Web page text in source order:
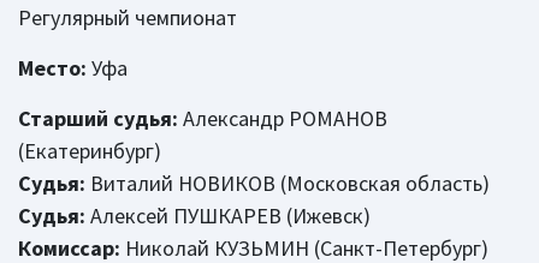
Регулярный чемпионат
Место: Уфа
Старший судья: Александр РОМАНОВ
(Екатеринбург)
Судья: Виталий НОВИКОВ (Московская область)
Судья: Алексей ПУШКАРЕВ (Ижевск)
Комиссар: Николай КУЗЬМИН (Санкт-Петербург)